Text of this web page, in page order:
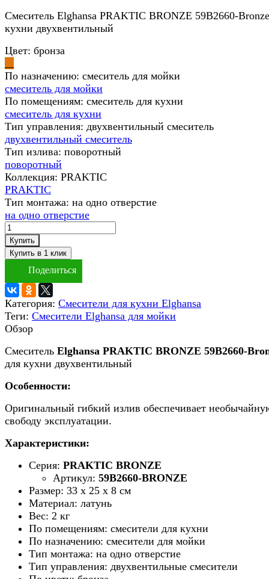
Смеситель Elghansa PRAKTIC BRONZE 59B2660-
кухни двухвентильный
Цвет: бронза
По назначению: смеситель для мойки
смеситель для мойки
По помещениям: смеситель для кухни
смеситель для кухни
Тип управления: двухвентильный смеситель
двухвентильный смеситель
Тип излива: поворотный
поворотный
Коллекция: PRAKTIC
PRAKTIC
Тип монтажа: на одно отверстие
на одно отверстие
Купить
Поделиться
Категория: Смесители для кухни Elghansa
Теги: Смесители Elghansa для мойки
Обзор
Смеситель Elghansa PRAKTIC BRONZE 59B2660-
для кухни двухвентильный
Особенности:
Оригинальный гибкий излив обеспечивает
свободу эксплуатации.
Характеристики:
Серия: PRAKTIC BRONZE
Артикул: 59B2660-BRONZE
Размер: 33 х 25 х 8 см
Материал: латунь
Вес: 2 кг
По помещениям: смесители для кухни
По назначению: смесители для мойки
Тип монтажа: на одно отверстие
Тип управления: двухвентильные смесители